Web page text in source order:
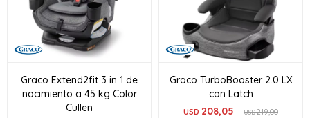
Graco Extend2fit 3 in 1 de
nacimiento a 45 kg Color
Cullen
Graco TurboBooster 2.0 LX
con Latch
USD 208,05 USD219,00